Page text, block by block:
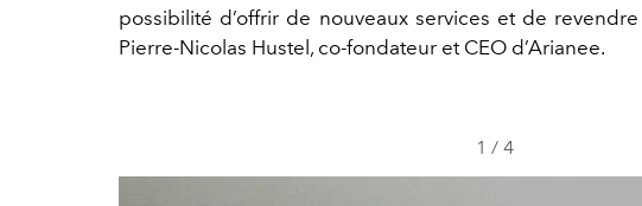
possibilité d’offrir de nouveaux services et de
Pierre-Nicolas Hustel, co-fondateur et CEO d’Arianee.
1 / 4